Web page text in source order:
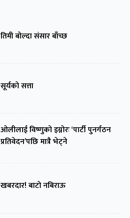
तिमी बोल्दा संसार बाँच्छ
सूर्यको सत्ता
ओलीलाई विष्णुको इग्नोरः ‘पार्टी पुनर्गठन
प्रतिवेदन’पछि मात्रै भेट्ने
खबरदार! बाटो नबिराऊ